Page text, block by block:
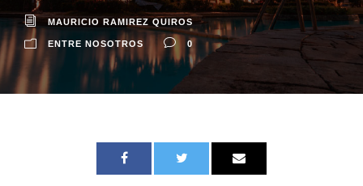
MAURICIO RAMIREZ QUIROS
ENTRE NOSOTROS 0